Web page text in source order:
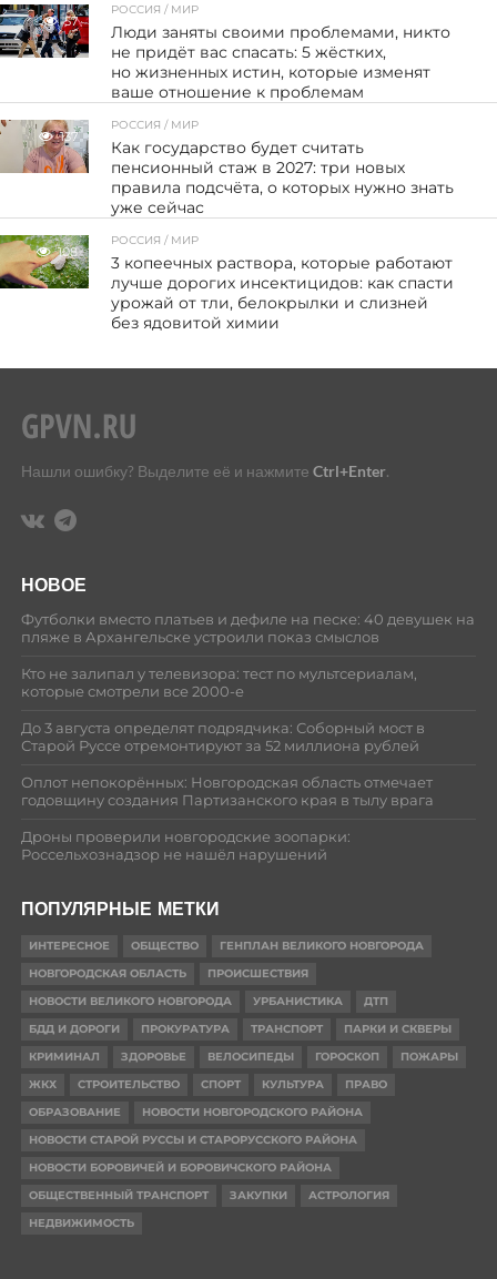
57
РОССИЯ / МИР
Люди заняты своими проблемами, никто
не придёт вас спасать: 5 жёстких,
но жизненных истин, которые изменят
ваше отношение к проблемам
137
РОССИЯ / МИР
Как государство будет считать
пенсионный стаж в 2027: три новых
правила подсчёта, о которых нужно знать
уже сейчас
108
РОССИЯ / МИР
3 копеечных раствора, которые работают
лучше дорогих инсектицидов: как спасти
урожай от тли, белокрылки и слизней
без ядовитой химии
Нашли ошибку? Выделите её и нажмите Ctrl+Enter.
НОВОЕ
Футболки вместо платьев и дефиле на песке: 40 девушек на
пляже в Архангельске устроили показ смыслов
Кто не залипал у телевизора: тест по мультсериалам,
которые смотрели все 2000-е
До 3 августа определят подрядчика: Соборный мост в
Старой Руссе отремонтируют за 52 миллиона рублей
Оплот непокорённых: Новгородская область отмечает
годовщину создания Партизанского края в тылу врага
Дроны проверили новгородские зоопарки:
Россельхознадзор не нашёл нарушений
ПОПУЛЯРНЫЕ МЕТКИ
ИНТЕРЕСНОЕ ОБЩЕСТВО
ГЕНПЛАН ВЕЛИКОГО НОВГОРОДА
НОВГОРОДСКАЯ ОБЛАСТЬ
ПРОИСШЕСТВИЯ
НОВОСТИ ВЕЛИКОГО НОВГОРОДА
УРБАНИСТИКА
ДТП
БДД И ДОРОГИ
ПРОКУРАТУРА ТРАНСПОРТ
ПАРКИ И СКВЕРЫ
КРИМИНАЛ
ЗДОРОВЬЕ ВЕЛОСИПЕДЫ ГОРОСКОП
ПОЖАРЫ
ЖКХ
СТРОИТЕЛЬСТВО СПОРТ КУЛЬТУРА
ПРАВО
ОБРАЗОВАНИЕ
НОВОСТИ НОВГОРОДСКОГО РАЙОНА
НОВОСТИ СТАРОЙ РУССЫ И СТАРОРУССКОГО РАЙОНА
НОВОСТИ БОРОВИЧЕЙ И БОРОВИЧСКОГО РАЙОНА
ОБЩЕСТВЕННЫЙ ТРАНСПОРТ
ЗАКУПКИ
АСТРОЛОГИЯ
НЕДВИЖИМОСТЬ